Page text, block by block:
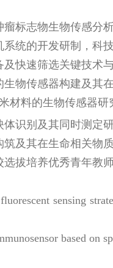
标志物生物传感分
统的开发研制，科
快速筛选关键技术
物传感器构建及其
材料的生物传感器研
识别及其同时测定
及其在生命相关物
拔培养优秀青年教
sensing
based on